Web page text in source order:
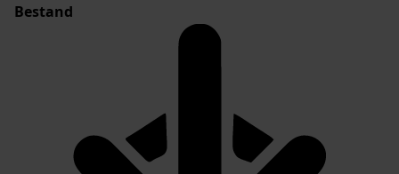
Bestand